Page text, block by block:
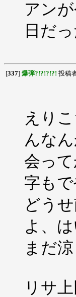
アン
日だ
[337] 爆弾?!?!?!?! 投稿
えり
んな
会っ
字も
どう
よ、
まだ
リサ